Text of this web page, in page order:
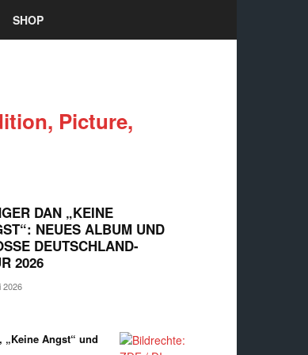
SHOP
Picture,
DAN „KEINE
NEUES ALBUM UND
DEUTSCHLAND-T
2026
2026
„Keine Angst“ und